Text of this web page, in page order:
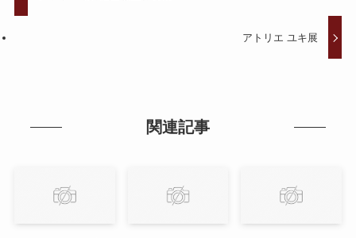
アトリエ ユキ展
関連記事